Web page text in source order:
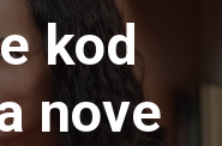
kod
nove